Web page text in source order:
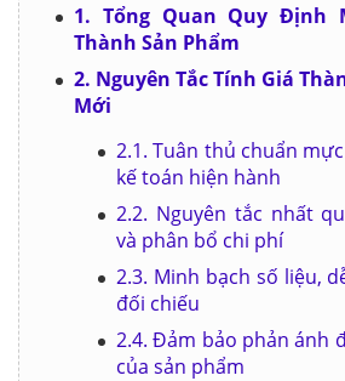
1. Tổng Quan Quy Định
Thành Sản Phẩm
2. Nguyên Tắc Tính Giá
Mới
2.1. Tuân thủ chuẩn
kế toán hiện hành
2.2. Nguyên tắc nhất
và phân bổ chi phí
2.3. Minh bạch số liệu,
đối chiếu
2.4. Đảm bảo phản ánh
của sản phẩm